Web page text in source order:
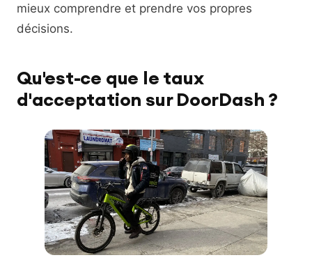
mieux comprendre et prendre vos propres
décisions.
Qu'est-ce que le taux
d'acceptation sur DoorDash ?